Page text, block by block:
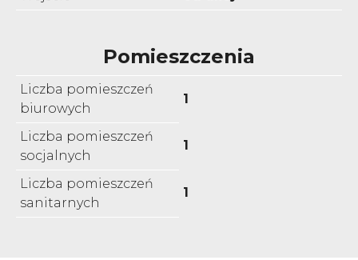
Pomieszczenia
Liczba pomieszczeń
biurowych
1
Liczba pomieszczeń
socjalnych
1
Liczba pomieszczeń
sanitarnych
1